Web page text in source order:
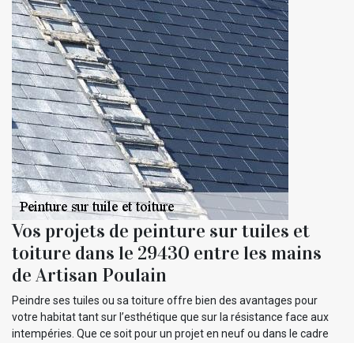
Vos projets de peinture sur tuiles et
toiture dans le 29430 entre les mains
de Artisan Poulain
Peindre ses tuiles ou sa toiture offre bien des avantages pour
votre habitat tant sur l’esthétique que sur la résistance face aux
intempéries. Que ce soit pour un projet en neuf ou dans le cadre